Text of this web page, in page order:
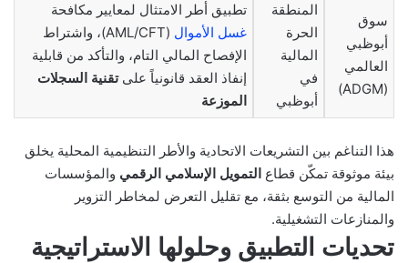
سوق
أبوظبي
العالمي
(ADGM)
المنطقة
الحرة
المالية
في
أبوظبي
تطبيق أطر الامتثال لمعايير مكافحة
غسل الأموال
(AML/CFT)، واشتراط
الإفصاح المالي التام، والتأكد من قابلية
إنفاذ العقد قانونياً علىتقنية السجلات
الموزعة
هذا التناغم بين التشريعات الاتحادية والأطر التنظيمية المحلية يخلق
بيئة موثوقة تمكّن قطاع التمويل الإسلامي الرقمي والمؤسسات
المالية من التوسع بثقة، مع تقليل التعرض لمخاطر التزوير
والمنازعات التشغيلية.
تحديات التطبيق وحلولها الاستراتيجية